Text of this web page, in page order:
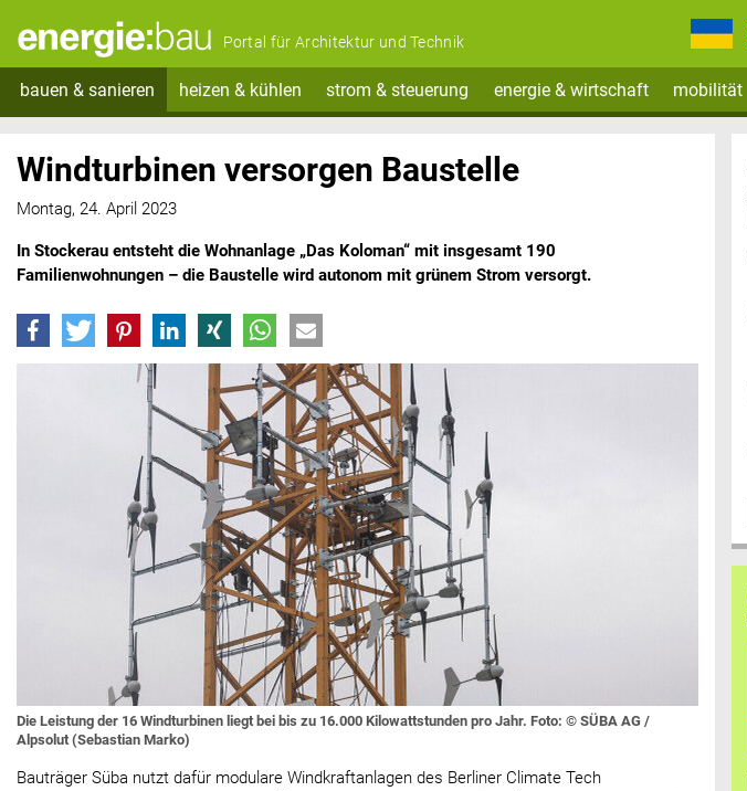
Portal für Architektur und Technik
bauen & sanieren heizen & kühlen strom & steuerung energie & wirtschaft mobilität
Windturbinen versorgen Baustelle
Montag, 24. April 2023
In Stockerau entsteht die Wohnanlage „Das Koloman“ mit insgesamt 190
Familienwohnungen – die Baustelle wird autonom mit grünem Strom versorgt.
Die Leistung der 16 Windturbinen liegt bei bis zu 16.000 Kilowattstunden pro Jahr. Foto: © SÜBA AG /
Alpsolut (Sebastian Marko)
Bauträger Süba nutzt dafür modulare Windkraftanlagen des Berliner Climate Tech